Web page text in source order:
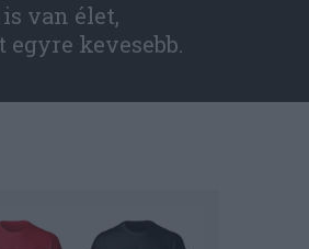
van élet,
kevesebb.